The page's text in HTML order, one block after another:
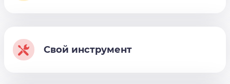
Свой инструмент